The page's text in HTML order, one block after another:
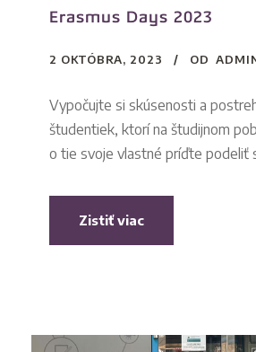
Erasmus Days 2023
2 OKTÓBRA, 2023 OD
Vypočujte si skúsenosti a
študentiek, ktorí na študijnom
o tie svoje vlastné príďte podeliť
Zistiť viac